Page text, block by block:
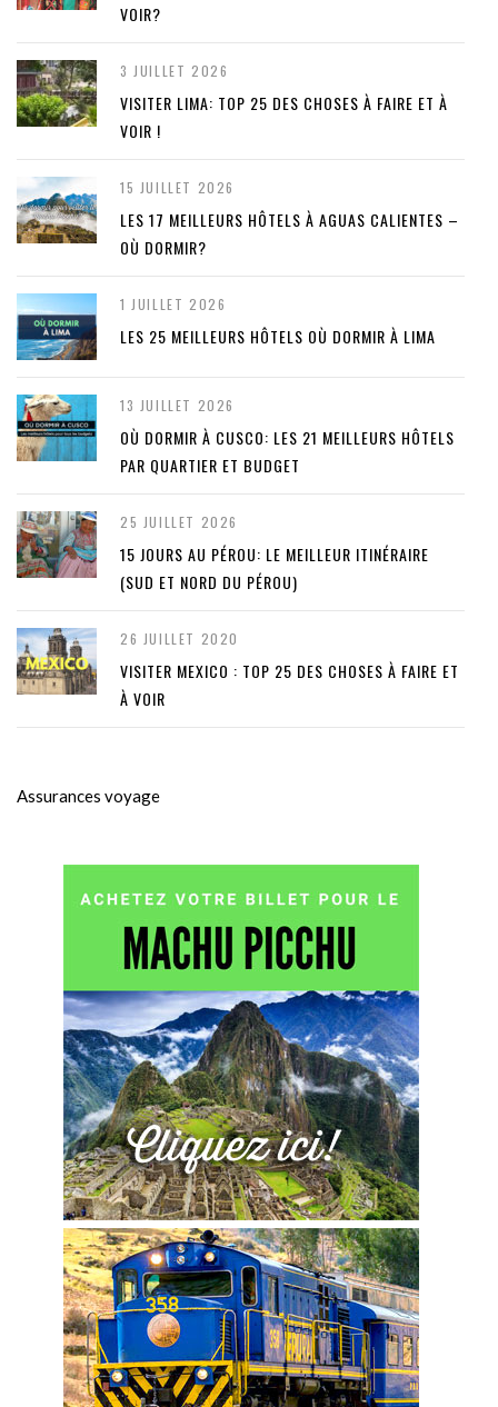
VOIR?
3 JUILLET 2026
VISITER LIMA: TOP 25 DES CHOSES À FAIRE ET À
VOIR !
15 JUILLET 2026
LES 17 MEILLEURS HÔTELS À AGUAS CALIENTES –
OÙ DORMIR?
1 JUILLET 2026
LES 25 MEILLEURS HÔTELS OÙ DORMIR À LIMA
13 JUILLET 2026
OÙ DORMIR À CUSCO: LES 21 MEILLEURS HÔTELS
PAR QUARTIER ET BUDGET
25 JUILLET 2026
15 JOURS AU PÉROU: LE MEILLEUR ITINÉRAIRE
(SUD ET NORD DU PÉROU)
26 JUILLET 2020
VISITER MEXICO : TOP 25 DES CHOSES À FAIRE ET
À VOIR
Assurances voyage